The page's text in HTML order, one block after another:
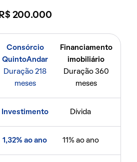
R$ 200.000
Consórcio
QuintoAndar
Duração 218
meses
Financiamento
imobiliário
Duração 360
meses
Investimento Dívida
1,32% ao ano 11% ao ano